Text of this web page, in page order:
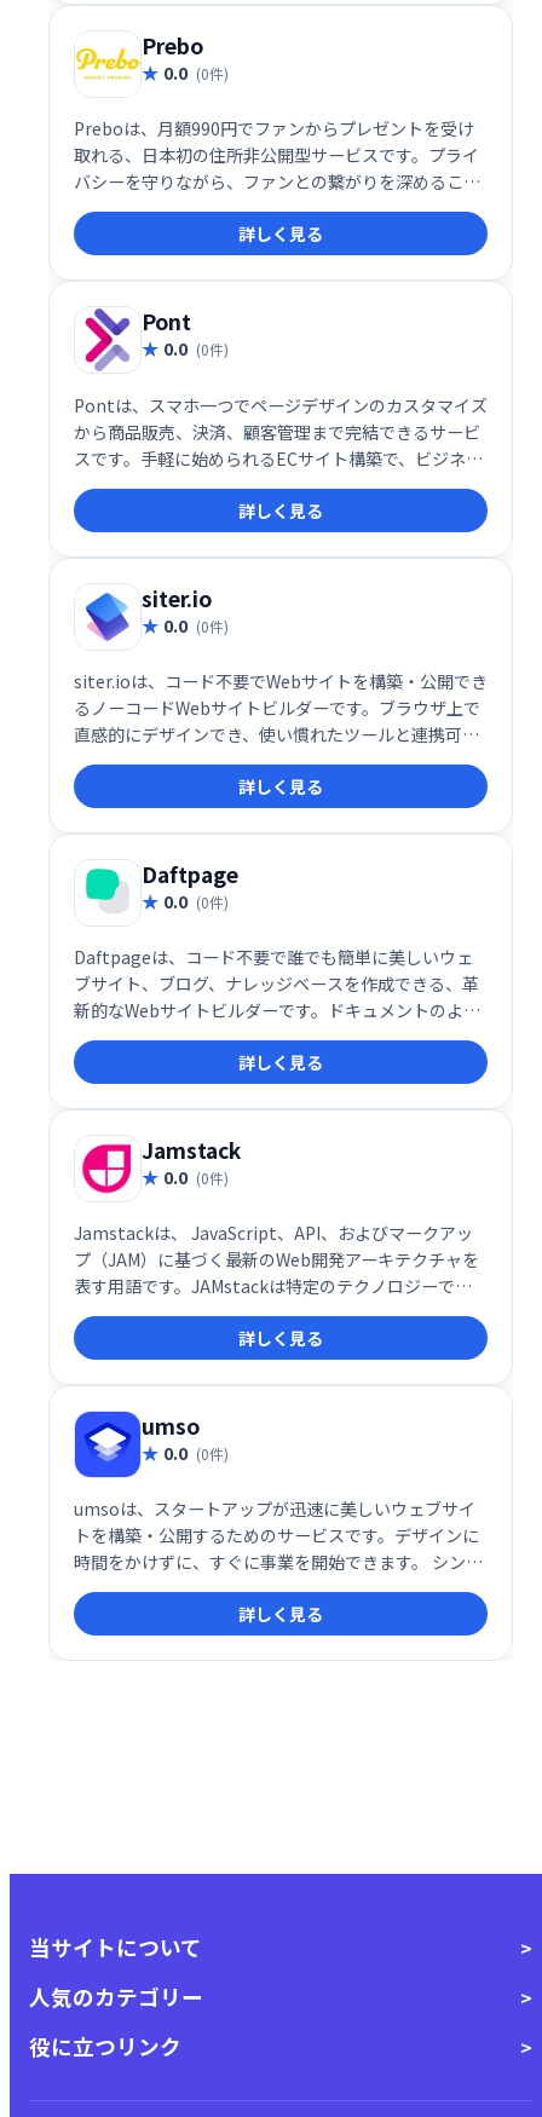
Prebo
0.0 (0件)
Preboは、月額990円でファンからプレゼントを受け
取れる、日本初の住所非公開型サービスです。プライ
バシーを守りながら、ファンとの繋がりを深めること
ができます。安心してプレゼントを受け取り、感謝の
気持ちを伝えましょう。手軽に始められる、新しいフ
ァンとのコミュニケーションツールです。
詳しく見る
Pont
0.0 (0件)
Pontは、スマホ一つでページデザインのカスタマイズ
から商品販売、決済、顧客管理まで完結できるサービ
スです。手軽に始められるECサイト構築で、ビジネス
の拡大をサポートします。多様な機能を備えながら
も、直感的な操作性で、初心者の方でも簡単に利用で
きます。
詳しく見る
siter.io
0.0 (0件)
siter.ioは、コード不要でWebサイトを構築・公開でき
るノーコードWebサイトビルダーです。ブラウザ上で
直感的にデザインでき、使い慣れたツールと連携可能
です。手軽に、自由度の高いWebサイト制作を実現し
ます。
詳しく見る
Daftpage
0.0 (0件)
Daftpageは、コード不要で誰でも簡単に美しいウェ
ブサイト、ブログ、ナレッジベースを作成できる、革
新的なWebサイトビルダーです。ドキュメントのよう
に直感的に操作でき、数分で完成。無料で利用でき、
手軽に魅力的なオンラインプレゼンスを構築できま
す。
詳しく見る
Jamstack
0.0 (0件)
Jamstackは、 JavaScript、API、およびマークアッ
プ（JAM）に基づく最新のWeb開発アーキテクチャを
表す用語です。JAMstackは特定のテクノロジーでは
なく、アプリやWebサイトを構築するための別の方法
です。
詳しく見る
umso
0.0 (0件)
umsoは、スタートアップが迅速に美しいウェブサイ
トを構築・公開するためのサービスです。デザインに
時間をかけずに、すぐに事業を開始できます。 シンプ
ルで効率的なウェブサイト作成で、あなたのビジネス
を加速させましょう。詳しく見る
当サイトについて
人気のカテゴリー
役に立つリンク